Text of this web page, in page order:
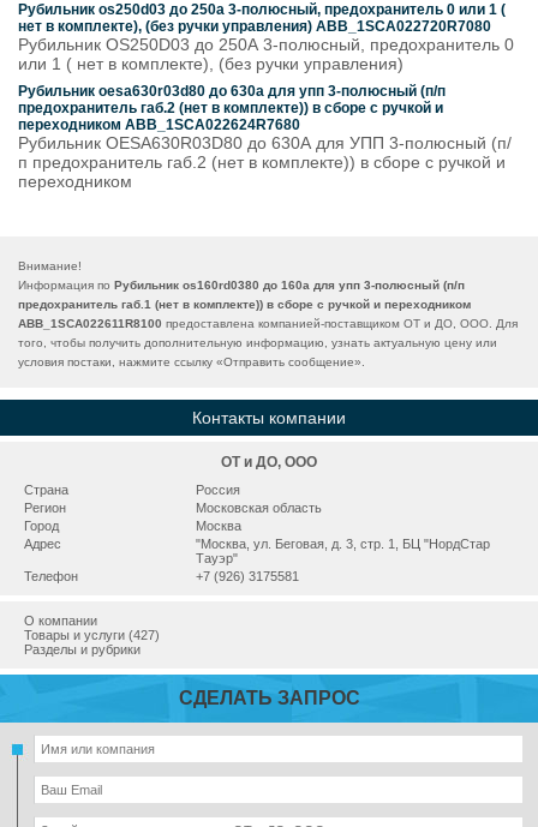
Рубильник os250d03 до 250а 3-полюсный, предохранитель 0 или 1 (
нет в комплекте), (без ручки управления) ABB_1SCA022720R7080
Рубильник OS250D03 до 250А 3-полюсный, предохранитель 0
или 1 ( нет в комплекте), (без ручки управления)
Рубильник oesa630r03d80 до 630а для упп 3-полюсный (п/п
предохранитель габ.2 (нет в комплекте)) в сборе с ручкой и
переходником ABB_1SCA022624R7680
Рубильник OESA630R03D80 до 630А для УПП 3-полюсный (п/
п предохранитель габ.2 (нет в комплекте)) в сборе с ручкой и
переходником
Внимание!
Информация по Рубильник os160rd0380 до 160а для упп 3-полюсный (п/п
предохранитель габ.1 (нет в комплекте)) в сборе с ручкой и переходником
ABB_1SCA022611R8100 предоставлена компанией-поставщиком ОТ и ДО, ООО. Для
того, чтобы получить дополнительную информацию, узнать актуальную цену или
условия постаки, нажмите ссылку «Отправить сообщение».
Контакты компании
ОТ и ДО, ООО
Страна
Россия
Регион
Московская область
Город
Москва
Адрес
"Москва, ул. Беговая, д. 3, стр. 1, БЦ "НордСтар
Тауэр"
Телефон
+7 (926) 3175581
О компании
Товары и услуги (427)
Разделы и рубрики
СДЕЛАТЬ ЗАПРОС